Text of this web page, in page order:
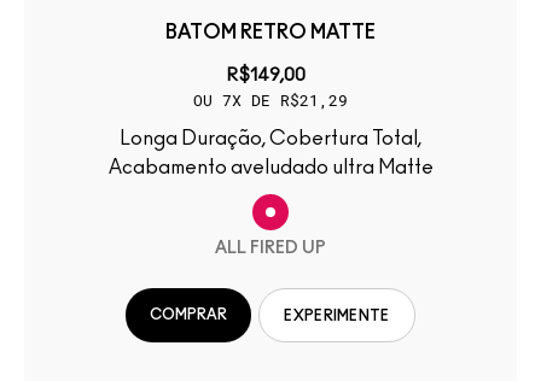
BATOM RETRO MATTE
R$149,00
OU 7X DE R$21,29
Longa Duração, Cobertura Total,
Acabamento aveludado ultra Matte
ALL FIRED UP
COMPRAR EXPERIMENTE